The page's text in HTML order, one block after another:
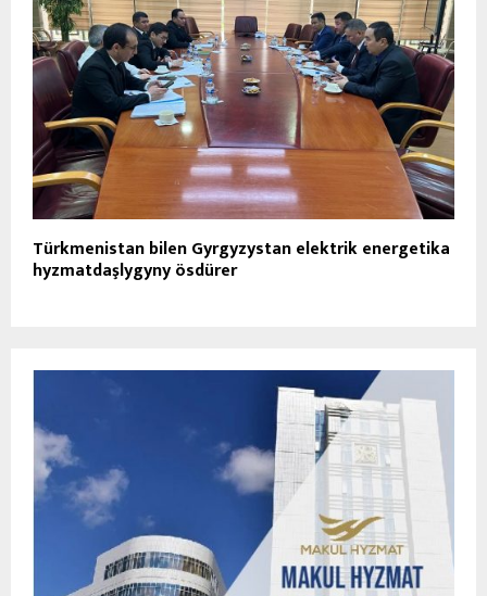
Türkmenistan bilen Gyrgyzystan elektrik energetika
hyzmatdaşlygyny ösdürer